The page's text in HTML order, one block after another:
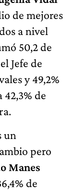
de mejores
a nivel
50,2 de
Jefe de
y 49,2%
de
un
pero
Manes
de